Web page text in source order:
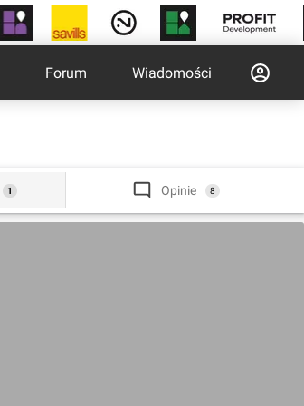
Forum Wiadomości
1 Opinie 8